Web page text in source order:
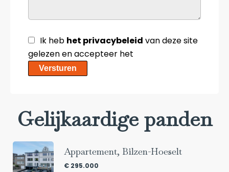
Ik heb het privacybeleid van deze site
gelezen en accepteer het
Versturen
Gelijkaardige panden
Appartement, Bilzen-Hoeselt
€ 295.000